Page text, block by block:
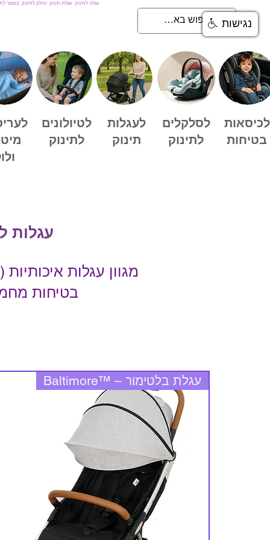
עגלה לתינוק עגלת תינוק טיולון לתינוק בוסטר
לכיסאות
בטיחות
לסלקלים
לתינוק
לעגלות
תינוק
לטיולונים
לתינוק
עגלות
מגוון עגלות
בטיחות
עגלת בלטימור – ™Baltimore
נגישות